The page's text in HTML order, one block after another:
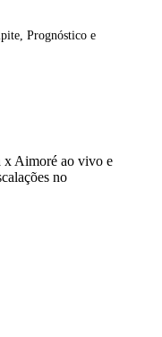
Prognóstico e
x Aimoré ao vivo e
no